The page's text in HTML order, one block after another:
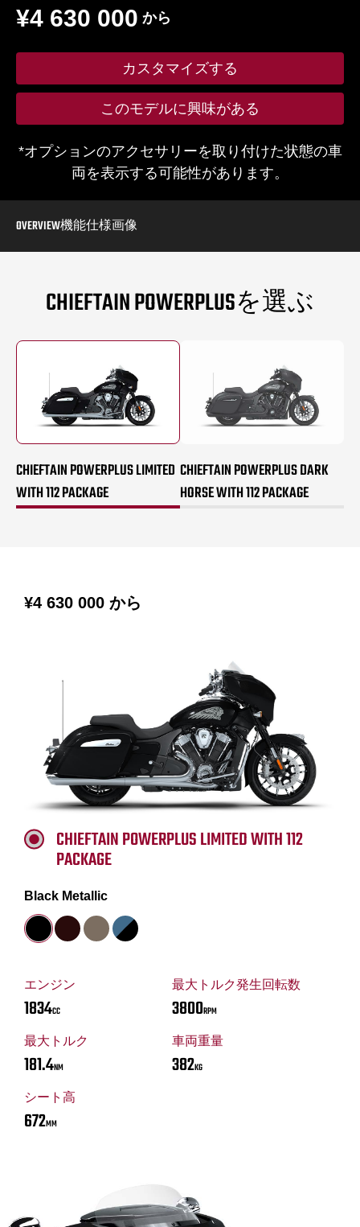
から
¥4 630 000
カスタマイズする
このモデルに興味がある
*オプションのアクセサリーを取り付けた状態の車
両を表示する可能性があります。
OVERVIEW機能仕様画像
CHIEFTAIN POWERPLUSを選ぶ
CHIEFTAIN POWERPLUS LIMITED
WITH 112 PACKAGE
CHIEFTAIN POWERPLUS DARK
HORSE WITH 112 PACKAGE
から
¥4 630 000
エンジン
1834CC
最大トルク発生回転数
3800RPM
最大トルク
181.4NM
車両重量
382KG
シート高
672MM
CHIEFTAIN POWERPLUS LIMITED WITH 112
PACKAGE
Black Metallic